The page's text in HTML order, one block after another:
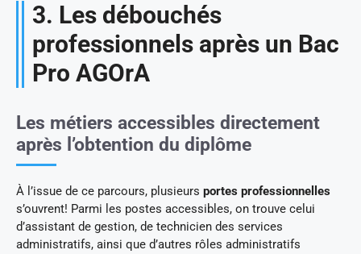
3. Les débouchés
professionnels après un Bac
Pro AGOrA
Les métiers accessibles directement
après l’obtention du diplôme
À l’issue de ce parcours, plusieurs portes professionnelles
s’ouvrent! Parmi les postes accessibles, on trouve celui
d’assistant de gestion, de technicien des services
administratifs, ainsi que d’autres rôles administratifs